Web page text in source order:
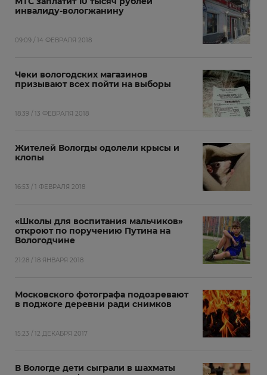
инвалиду-вологжанину
09:09 / 14 ФЕВРАЛЯ 2018
Чеки вологодских магазинов
призывают всех пойти на выборы
18:39 / 13 ФЕВРАЛЯ 2018
Жителей Вологды одолели крысы и
клопы
16:53 / 1 ФЕВРАЛЯ 2018
«Школы для воспитания мальчиков»‍
откроют по поручению Путина на
Вологодчине
21:28 / 18 ЯНВАРЯ 2018
Московского фотографа подозревают
в поджоге деревни ради снимков
15:23 / 12 ДЕКАБРЯ 2017
В Вологде дети сыграли в шахматы